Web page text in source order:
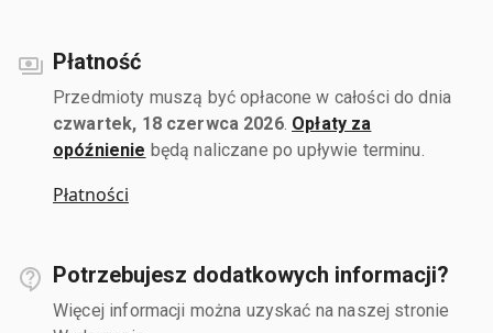
Płatność
Przedmioty muszą być opłacone w całości do dnia
czwartek, 18 czerwca 2026. Opłaty za
opóźnienie będą naliczane po upływie terminu.
Płatności
Potrzebujesz dodatkowych informacji?
Więcej informacji można uzyskać na naszej stronie